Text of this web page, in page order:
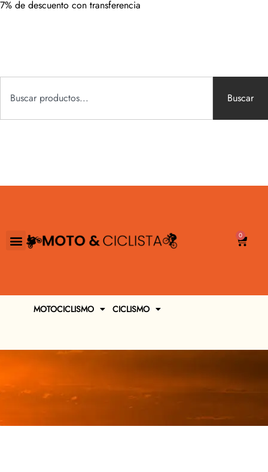
7% de descuento con transferencia
Buscar
0
MOTOCICLISMO CICLISMO